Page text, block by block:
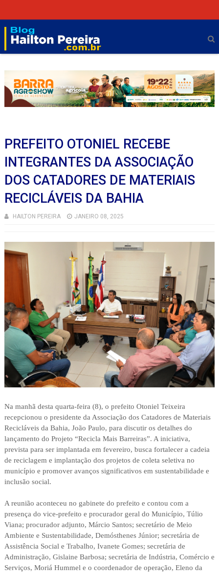
PREFEITO OTONIEL RECEBE
INTEGRANTES DA ASSOCIAÇÃO
DOS CATADORES DE MATERIAIS
RECICLÁVEIS DA BAHIA
HAILTON PEREIRA JANEIRO 08, 2025
Na manhã desta quarta-feira (8), o prefeito Otoniel Teixeira
recepcionou o presidente da Associação dos Catadores de Materiais
Recicláveis da Bahia, João Paulo, para discutir os detalhes do
lançamento do Projeto “Recicla Mais Barreiras”. A iniciativa,
prevista para ser implantada em fevereiro, busca fortalecer a cadeia
de reciclagem e implantação dos projetos de coleta seletiva no
município e promover avanços significativos em sustentabilidade e
inclusão social.
A reunião aconteceu no gabinete do prefeito e contou com a
presença do vice-prefeito e procurador geral do Município, Túlio
Viana; procurador adjunto, Márcio Santos; secretário de Meio
Ambiente e Sustentabilidade, Demósthenes Júnior; secretária de
Assistência Social e Trabalho, Ivanete Gomes; secretária de
Administração, Gislaine Barbosa; secretária de Indústria, Comércio e
Serviços, Moriá Hummel e o coordenador de operação, Eleno da